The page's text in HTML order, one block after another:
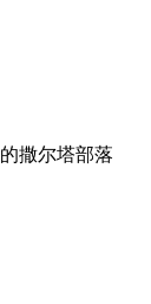
撒尔塔部落